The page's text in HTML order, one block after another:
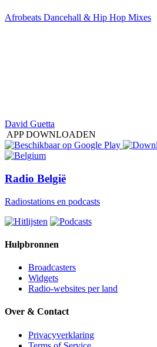
Afrobeats Dancehall & Hip Hop Mixes
David Guetta
APP DOWNLOADEN
Radio België
Radiostations en podcasts
Hulpbronnen
Broadcasters
Widgets
Radio-websites per land
Over & Contact
Privacyverklaring